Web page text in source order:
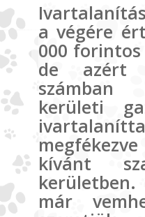
a végére
000
de azért
kerületi
kívánt
már